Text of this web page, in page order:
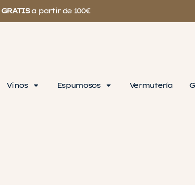
GRATISa partir de 100€
Vinos Espumosos Vermutería